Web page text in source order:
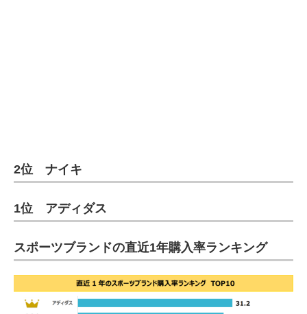
2位 ナイキ
1位 アディダス
スポーツブランドの直近1年購入率ランキング